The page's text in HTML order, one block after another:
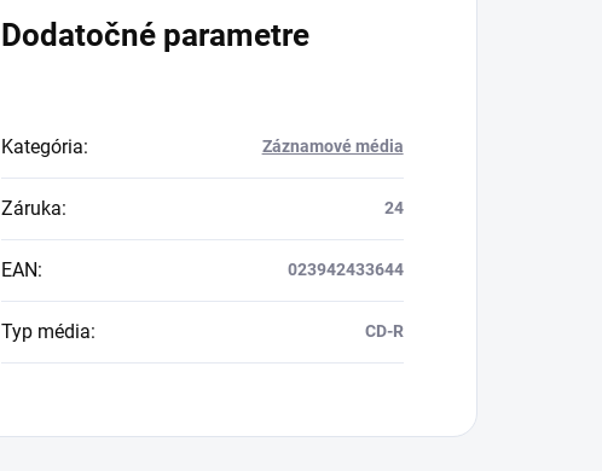
Dodatočné parametre
Kategória: Záznamové média
Záruka: 24
EAN: 023942433644
Typ média: CD-R